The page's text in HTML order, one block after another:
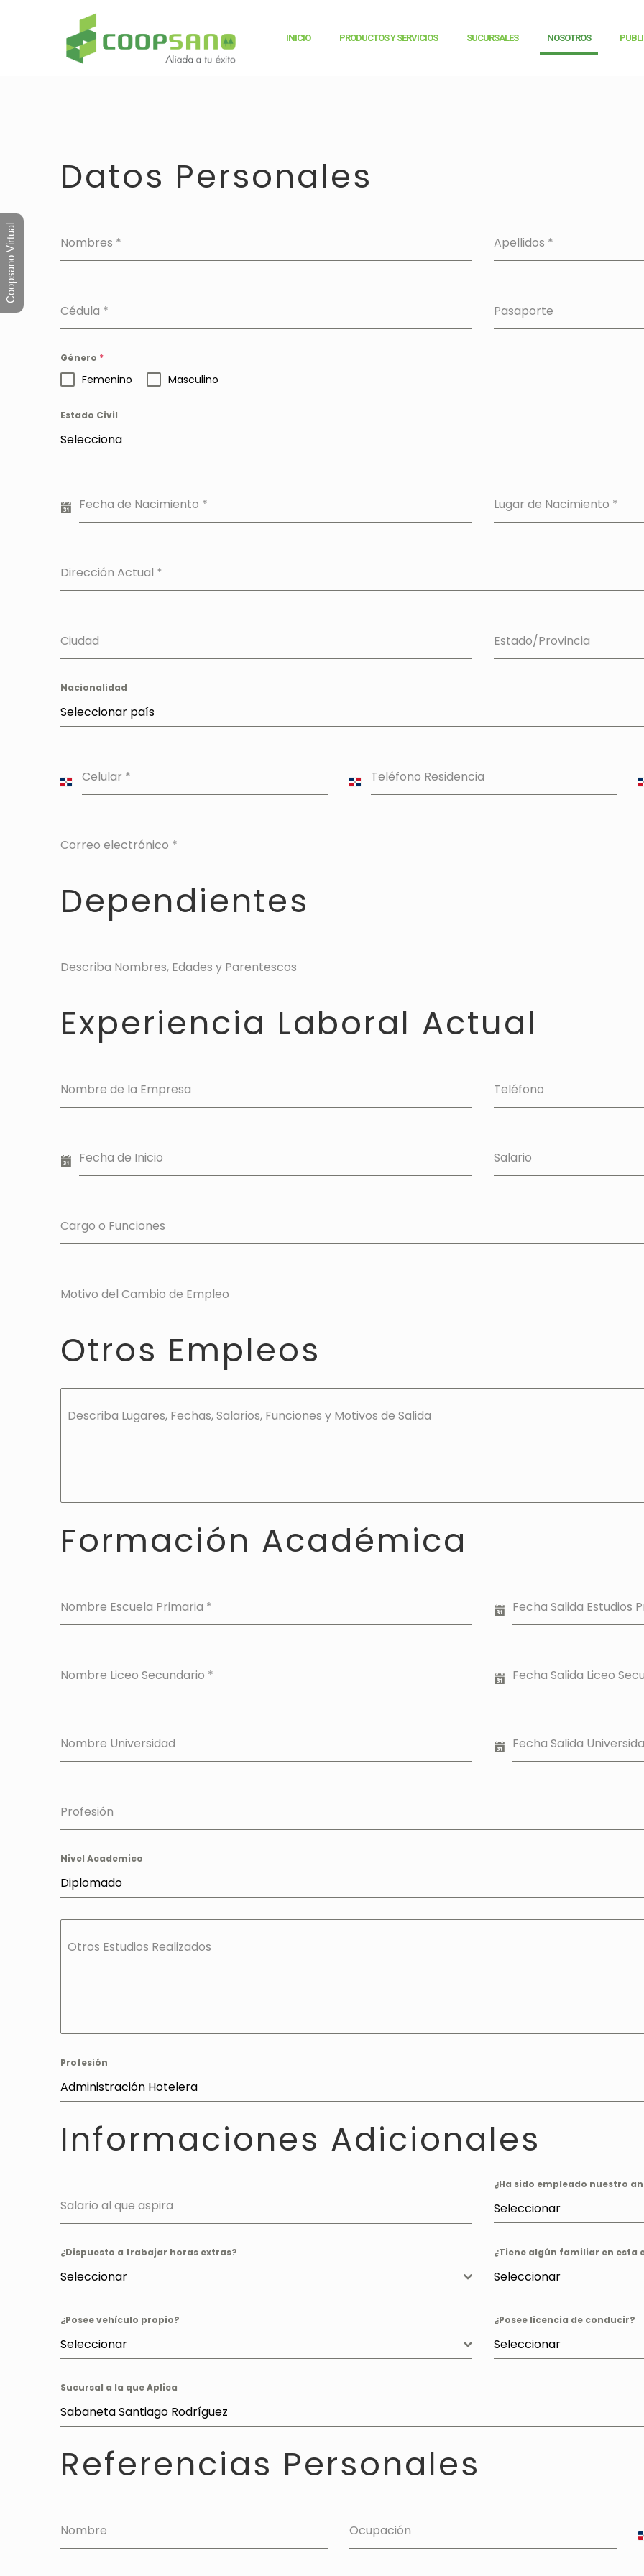
INICIO PRODUCTOS Y SERVICIOS SUCURSALES NOSOTROS
Datos Personales
Nombres * Apellidos *
Cédula * Pasaporte
Género *
Femenino Masculino
Estado Civil
Selecciona
Fecha de Nacimiento * Lugar de Nacimiento *
Dirección Actual *
Ciudad Estado/Provincia
Nacionalidad
Seleccionar país
Celular *
Dominican
Republic
Teléfono Residencia
Dominican
Republic
Correo electrónico *
Dependientes
Describa Nombres, Edades y Parentescos
Experiencia Laboral Actual
Nombre de la Empresa Teléfono
Fecha de Inicio Salario
Cargo o Funciones
Motivo del Cambio de Empleo
Otros Empleos
Describa Lugares, Fechas, Salarios, Funciones y Motivos de Salida
Formación Académica
Nombre Escuela Primaria * Fecha Salida Estudios
Nombre Liceo Secundario * Fecha Salida Liceo
Nombre Universidad Fecha Salida
Profesión
Nivel Academico
Diplomado
Otros Estudios Realizados
Profesión
Administración Hotelera
Informaciones Adicionales
Salario al que aspira
¿Ha sido empleado nuestro
Seleccionar
¿Dispuesto a trabajar horas extras?
Seleccionar
¿Tiene algún familiar en esta
Seleccionar
¿Posee vehículo propio?
Seleccionar
¿Posee licencia de conducir?
Seleccionar
Sucursal a la que Aplica
Sabaneta Santiago Rodríguez
Referencias Personales
Nombre Ocupación
Coopsano Virtual